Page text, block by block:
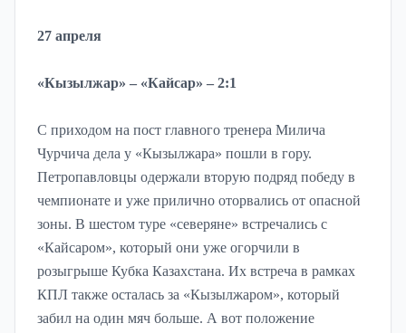
27 апреля
«Кызылжар» – «Кайсар» – 2:1
С приходом на пост главного тренера Милича
Чурчича дела у «Кызылжара» пошли в гору.
Петропавловцы одержали вторую подряд победу в
чемпионате и уже прилично оторвались от опасной
зоны. В шестом туре «северяне» встречались с
«Кайсаром», который они уже огорчили в
розыгрыше Кубка Казахстана. Их встреча в рамках
КПЛ также осталась за «Кызылжаром», который
забил на один мяч больше. А вот положение